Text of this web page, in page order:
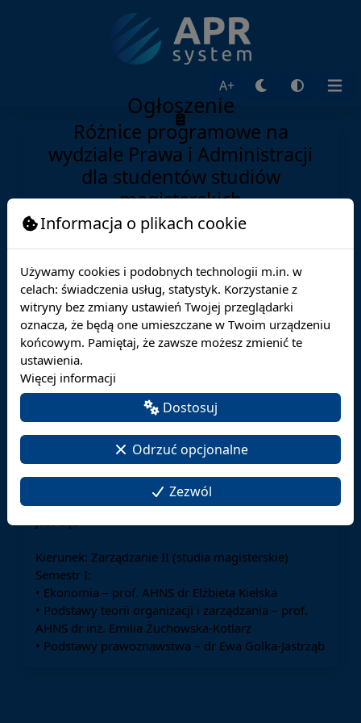
A+
Ogłoszenie
Różnice programowe na
wydziale Prawa i Administracji
dla studentów studiów
magisterskich
Nadawca:
Dziekanat
Opublikowane:
06.11.2025
Ważne do:
28.02.2026
Informujemy, że w bieżącym semestrze zaliczanie
różnic programowych będzie odbywać się zgodnie z
poniższymi przypisaniami przedmiotów do
prowadzących:
Kierunek: Administracja II (studia magisterskie)
• Podstawy prawoznawstwa – dr Ewa Golka-Jastrząb
• Postępowanie administracyjne – dr Ewa Golka-
Jastrząb
Kierunek: Zarządzanie II (studia magisterskie)
Semestr I:
• Ekonomia – prof. AHNS dr Elżbieta Kielska
• Podstawy teorii organizacji i zarządzania – prof.
AHNS dr inż. Emilia Żuchowska-Kotlarz
• Podstawy prawoznawstwa – dr Ewa Golka-Jastrząb
Informacja o plikach cookie
Używamy cookies i podobnych technologii m.in. w
celach: świadczenia usług, statystyk. Korzystanie z
witryny bez zmiany ustawień Twojej przeglądarki
oznacza, że będą one umieszczane w Twoim urządzeniu
końcowym. Pamiętaj, że zawsze możesz zmienić te
ustawienia.
Więcej informacji
Dostosuj
Odrzuć opcjonalne
Zezwól